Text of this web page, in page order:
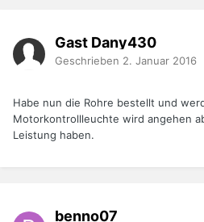
Gast Dany430
Geschrieben 2. Januar 2016
Habe nun die Rohre bestellt und
Motorkontrollleuchte wird angehen
Leistung haben.
benno07